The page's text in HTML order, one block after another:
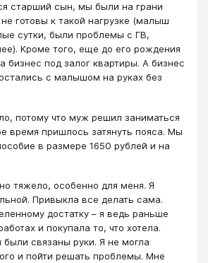
старший сын, мы были на грани
готовы к такой нагрузке (малыш
сутки, были проблемы с ГВ,
Кроме того, еще до его рождения
бизнес под залог квартиры. А бизнес
с малышом на руках без
потому что муж решил заниматься
время пришлось затянуть пояса. Мы
в размере 1650 рублей и на
тяжело, особенно для меня. Я
Привыкла все делать сама.
достатку – я ведь раньше
и покупала то, что хотела.
связаны руки. Я не могла
и пойти решать проблемы. Мне